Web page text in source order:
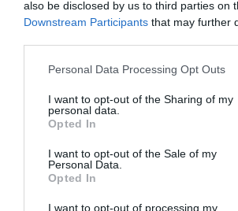
also be disclosed by us to third parties on
Downstream Participants that may further
Please note that this website/app uses
not limited to your visit or usage behaviour.
grant or deny consent to Google and its
use your data for below specified
consent section.
Personal Data Processing Opt Outs
I want to opt-out of the Sharing of my
personal data.
Opted In
I want to opt-out of the Sale of my
Personal Data.
Opted In
I want to opt-out of processing my